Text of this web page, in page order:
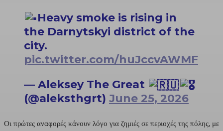
Heavy smoke is rising in
the Darnytskyi district of the
city.
pic.twitter.com/huJccvAWMF
— Aleksey The Great
(@aleksthgrt) June 25, 2026
Οι πρώτες αναφορές κάνουν λόγο για ζημιές σε περιοχές της πόλης, με